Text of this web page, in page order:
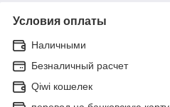
Условия оплаты
Наличными
Безналичный расчет
Qiwi кошелек